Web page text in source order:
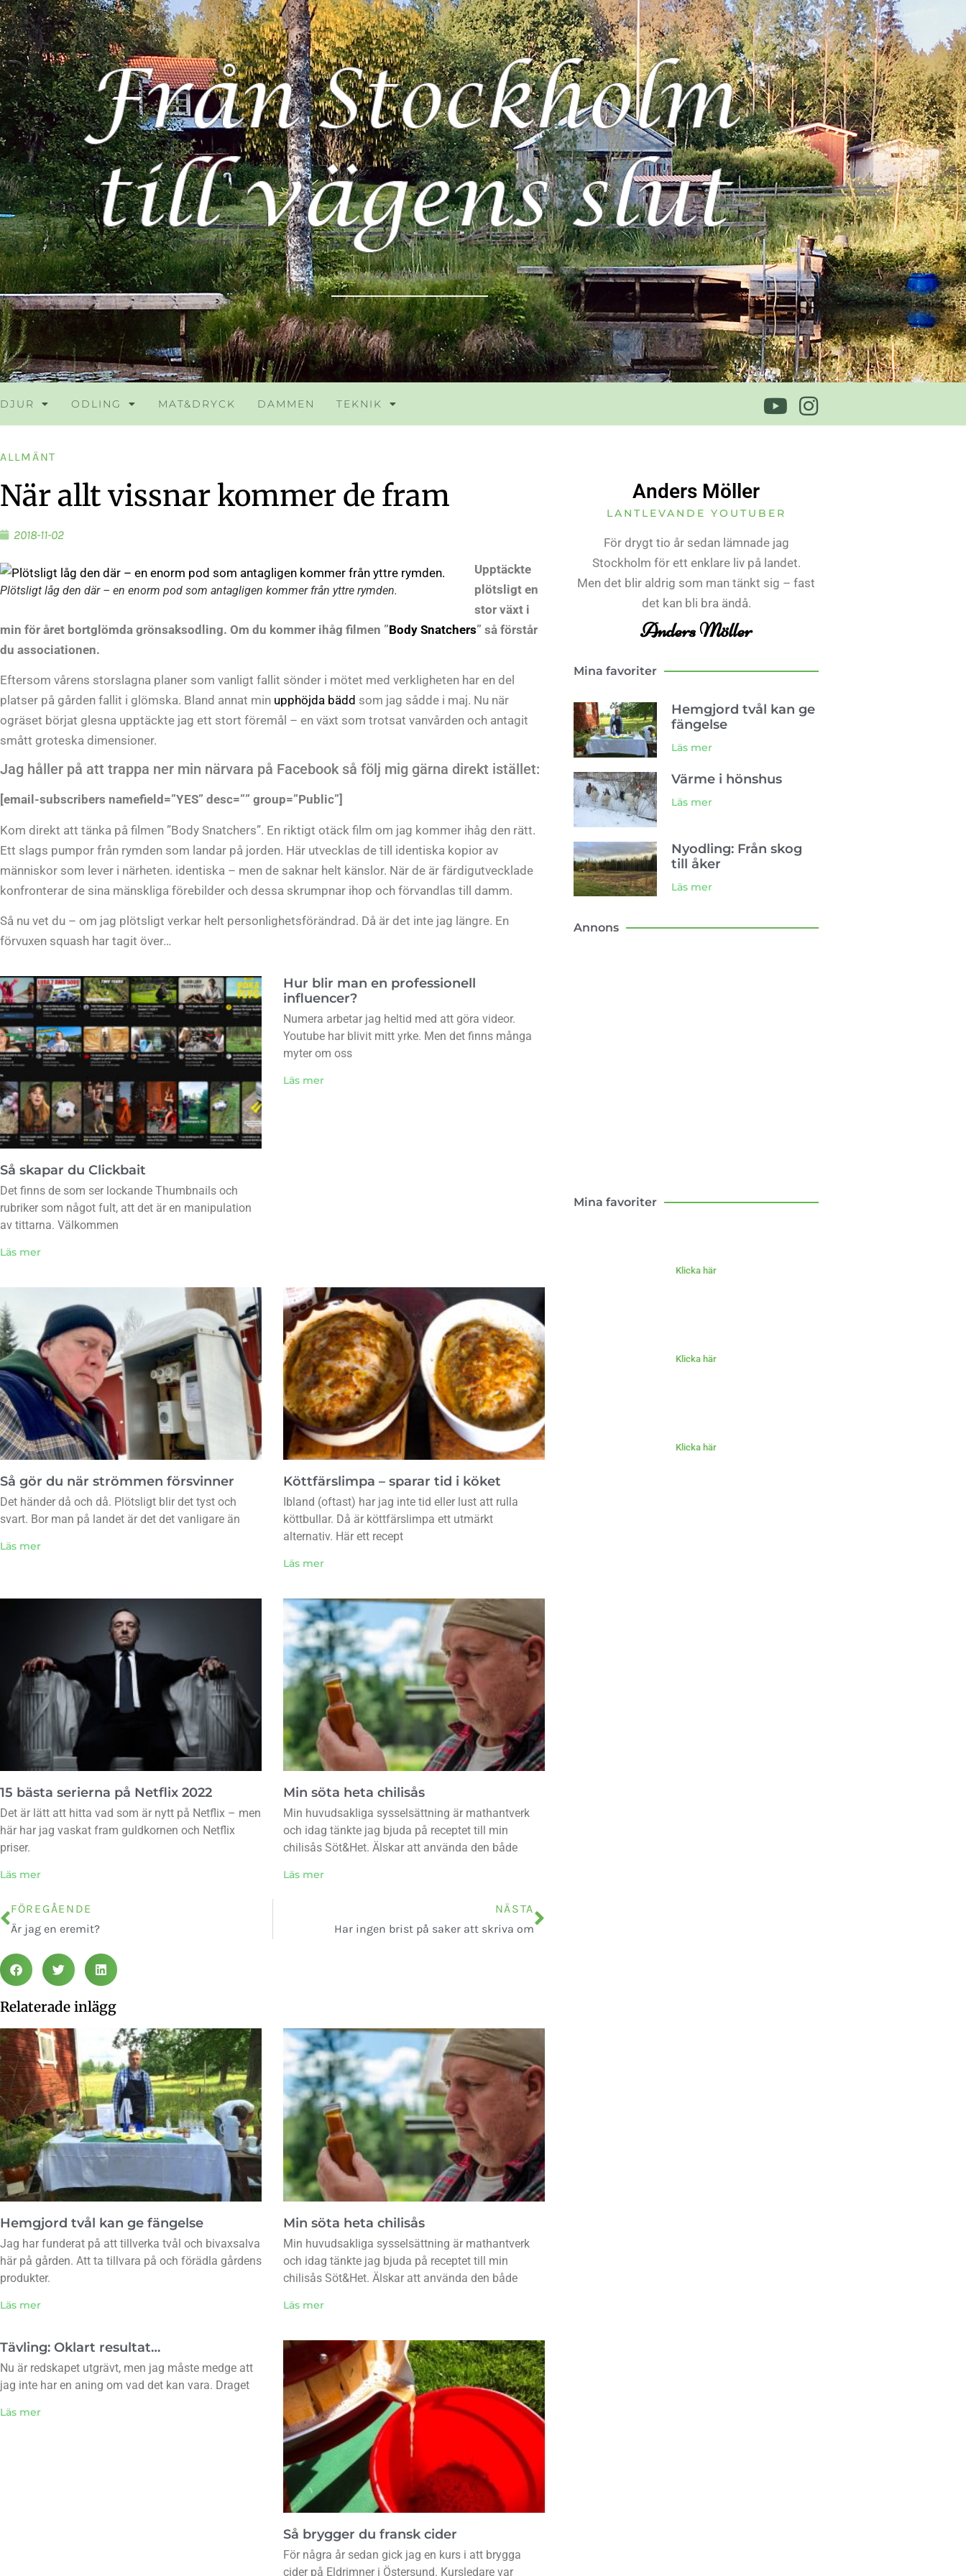
Din guide till livet på landet
DJUR ODLING MAT&DRYCK DAMMEN TEKNIK
ALLMÄNT
När allt vissnar kommer de fram
2018-11-02
Plötsligt låg den där – en enorm pod som antagligen kommer från yttre rymden.
Upptäckte
plötsligt en
stor växt i
min för året bortglömda grönsaksodling. Om du kommer ihåg filmen ”Body Snatchers” så förstår
du associationen.
Eftersom vårens storslagna planer som vanligt fallit sönder i mötet med verkligheten har en del
platser på gården fallit i glömska. Bland annat min upphöjda bädd som jag sådde i maj. Nu när
ogräset börjat glesna upptäckte jag ett stort föremål – en växt som trotsat vanvården och antagit
smått groteska dimensioner.
Jag håller på att trappa ner min närvara på Facebook så följ mig gärna direkt istället:
[email-subscribers namefield=”YES” desc=”” group=”Public”]
Kom direkt att tänka på filmen ”Body Snatchers”. En riktigt otäck film om jag kommer ihåg den rätt.
Ett slags pumpor från rymden som landar på jorden. Här utvecklas de till identiska kopior av
människor som lever i närheten. identiska – men de saknar helt känslor. När de är färdigutvecklade
konfronterar de sina mänskliga förebilder och dessa skrumpnar ihop och förvandlas till damm.
Så nu vet du – om jag plötsligt verkar helt personlighetsförändrad. Då är det inte jag längre. En
förvuxen squash har tagit över…
Så skapar du Clickbait
Det finns de som ser lockande Thumbnails och
rubriker som något fult, att det är en manipulation
av tittarna. Välkommen
Läs mer
Hur blir man en professionell
influencer?
Numera arbetar jag heltid med att göra videor.
Youtube har blivit mitt yrke. Men det finns många
myter om oss
Läs mer
Så gör du när strömmen försvinner
Det händer då och då. Plötsligt blir det tyst och
svart. Bor man på landet är det det vanligare än
Läs mer
Köttfärslimpa – sparar tid i köket
Ibland (oftast) har jag inte tid eller lust att rulla
köttbullar. Då är köttfärslimpa ett utmärkt
alternativ. Här ett recept
Läs mer
15 bästa serierna på Netflix 2022
Det är lätt att hitta vad som är nytt på Netflix – men
här har jag vaskat fram guldkornen och Netflix
priser.
Läs mer
Min söta heta chilisås
Min huvudsakliga sysselsättning är mathantverk
och idag tänkte jag bjuda på receptet till min
chilisås Söt&Het. Älskar att använda den både
Läs mer
FÖREGÅENDE
Är jag en eremit?
NÄSTA
Har ingen brist på saker att skriva om
Relaterade inlägg
Hemgjord tvål kan ge fängelse
Jag har funderat på att tillverka tvål och bivaxsalva
här på gården. Att ta tillvara på och förädla gårdens
produkter.
Läs mer
Min söta heta chilisås
Min huvudsakliga sysselsättning är mathantverk
och idag tänkte jag bjuda på receptet till min
chilisås Söt&Het. Älskar att använda den både
Läs mer
Tävling: Oklart resultat…
Nu är redskapet utgrävt, men jag måste medge att
jag inte har en aning om vad det kan vara. Draget
Läs mer
Så brygger du fransk cider
För några år sedan gick jag en kurs i att brygga
cider på Eldrimner i Östersund. Kursledare var
Anders Möller
LANTLEVANDE YOUTUBER
För drygt tio år sedan lämnade jag
Stockholm för ett enklare liv på landet.
Men det blir aldrig som man tänkt sig – fast
det kan bli bra ändå.
Anders Möller
Mina favoriter
Hemgjord tvål kan ge
fängelse
Läs mer
Värme i hönshus
Läs mer
Nyodling: Från skog
till åker
Läs mer
Annons
Mina favoriter
Klicka här
Klicka här
Klicka här